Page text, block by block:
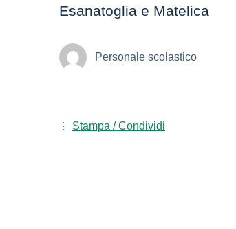
Esanatoglia e Matelica
Personale scolastico
Stampa / Condividi